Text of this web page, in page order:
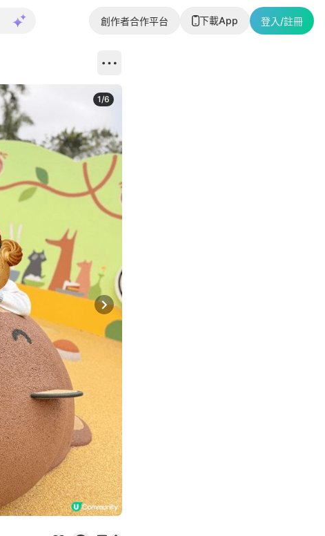
創作者合作平台 下載App 登入/註冊
Next slide
1/6